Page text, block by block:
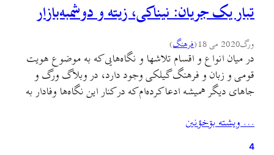
تبار یک جریان: نیناکی، زیته و دوشمبه‌بازار
ورگ2020 می 18 (فرهنگ)
در میان انواع و اقسام تلاشها و نگاه‌هایی که به موضوع هویت
قومی و زبان و فرهنگ گیلکی وجود دارد، در وبلاگ ورگ و
جاهای دیگر همیشه ادعا کرده‌ام که در کنار این نگاه‌ها وفادار به
اما تباری از آن خود هم دارد. از مشروطه به…
… ويشته بۊخؤنين
4